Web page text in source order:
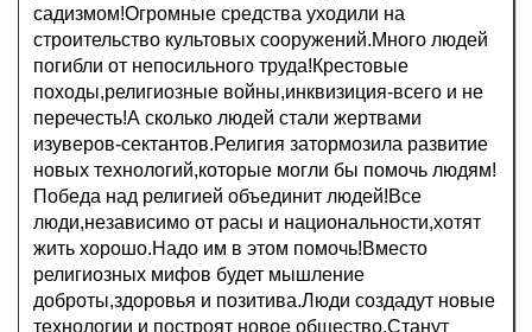
садизмом!Огромные средства уходили на
строительство культовых сооружений.Много людей
погибли от непосильного труда!Крестовые
походы,религиозные войны,инквизиция-всего и не
перечесть!А сколько людей стали жертвами
изуверов-сектантов.Религия затормозила развитие
новых технологий,которые могли бы помочь людям!
Победа над религией объединит людей!Все
люди,независимо от расы и национальности,хотят
жить хорошо.Надо им в этом помочь!Вместо
религиозных мифов будет мышление
доброты,здоровья и позитива.Люди создадут новые
технологии и построят новое общество.Станут